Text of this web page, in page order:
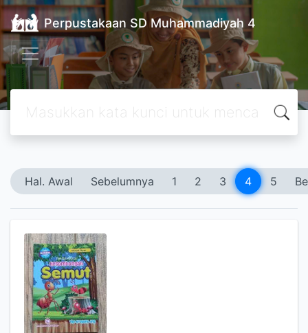
Perpustakaan SD Muhammadiyah 4
Hal. Awal Sebelumnya 1 2 3 4 5